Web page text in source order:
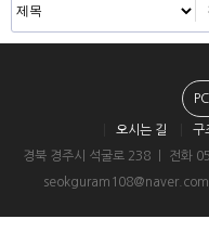
오시는 길 구
경북 경주시 석굴로 238 ㅣ 전화